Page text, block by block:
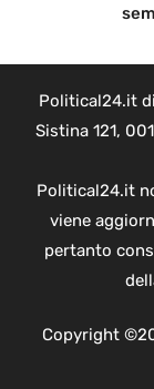
Political24.it di
Sistina 121,
Political24.it
viene
pertanto
Copyright